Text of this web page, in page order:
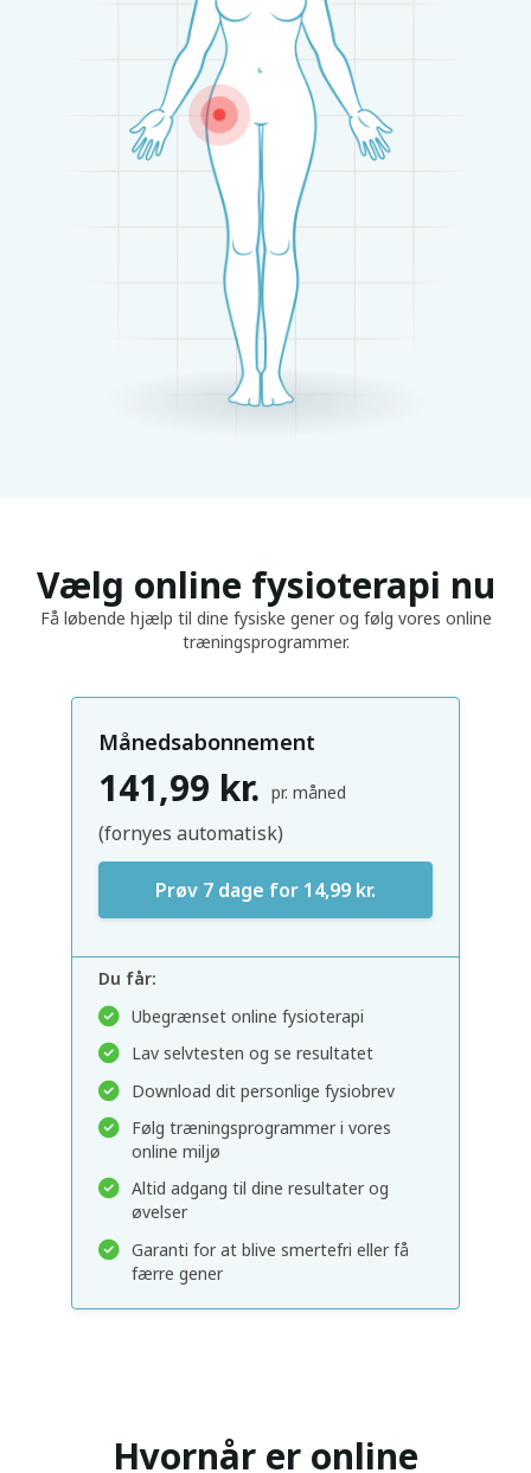
Vælg online fysioterapi nu
Få løbende hjælp til dine fysiske gener og følg vores online
træningsprogrammer.
Månedsabonnement
141,99 kr. pr. måned
(fornyes automatisk)
Prøv 7 dage for 14,99 kr.
Du får:
Ubegrænset online fysioterapi
Lav selvtesten og se resultatet
Download dit personlige fysiobrev
Følg træningsprogrammer i vores
online miljø
Altid adgang til dine resultater og
øvelser
Garanti for at blive smertefri eller få
færre gener
Hvornår er online